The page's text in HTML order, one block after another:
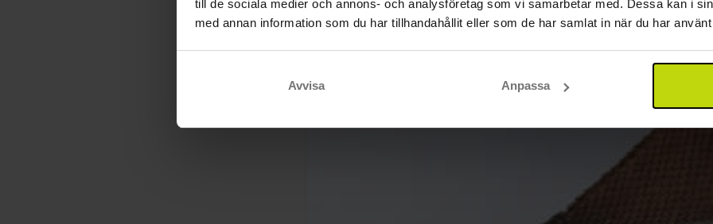
till de sociala medier och annons- och analysföretag som vi samarbetar med. Dessa kan i
med annan information som du har tillhandahållit eller som de har samlat in när du har
Avvisa Anpassa